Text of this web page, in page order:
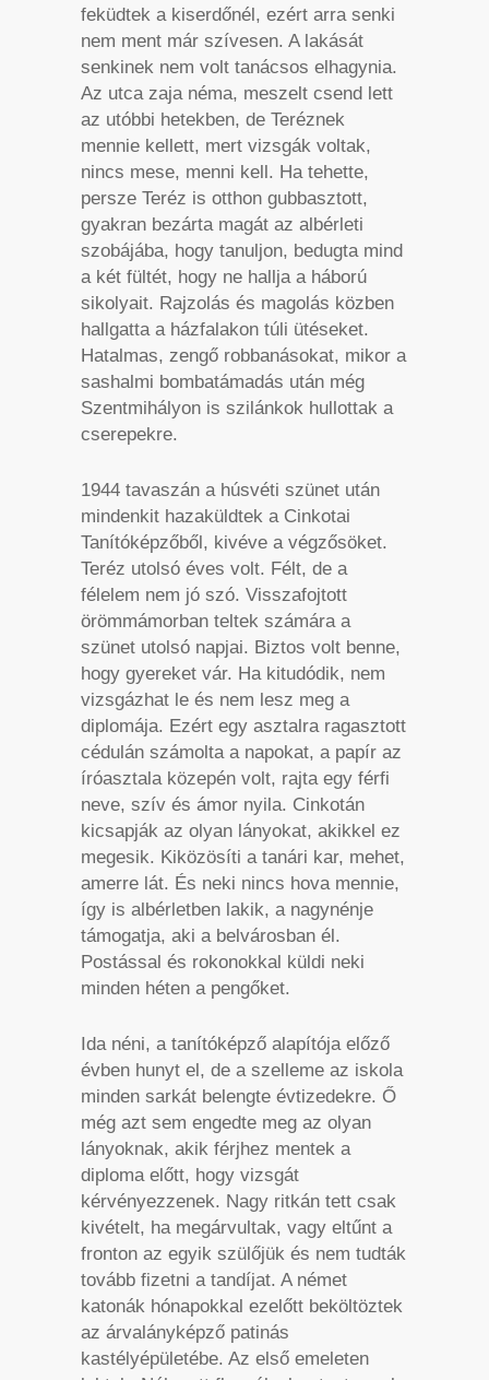
feküdtek a kiserdőnél, ezért arra senki
nem ment már szívesen. A lakását
senkinek nem volt tanácsos elhagynia.
Az utca zaja néma, meszelt csend lett
az utóbbi hetekben, de Teréznek
mennie kellett, mert vizsgák voltak,
nincs mese, menni kell. Ha tehette,
persze Teréz is otthon gubbasztott,
gyakran bezárta magát az albérleti
szobájába, hogy tanuljon, bedugta mind
a két fültét, hogy ne hallja a háború
sikolyait. Rajzolás és magolás közben
hallgatta a házfalakon túli ütéseket.
Hatalmas, zengő robbanásokat, mikor a
sashalmi bombatámadás után még
Szentmihályon is szilánkok hullottak a
cserepekre.
1944 tavaszán a húsvéti szünet után
mindenkit hazaküldtek a Cinkotai
Tanítóképzőből, kivéve a végzősöket.
Teréz utolsó éves volt. Félt, de a
félelem nem jó szó. Visszafojtott
örömmámorban teltek számára a
szünet utolsó napjai. Biztos volt benne,
hogy gyereket vár. Ha kitudódik, nem
vizsgázhat le és nem lesz meg a
diplomája. Ezért egy asztalra ragasztott
cédulán számolta a napokat, a papír az
íróasztala közepén volt, rajta egy férfi
neve, szív és ámor nyila. Cinkotán
kicsapják az olyan lányokat, akikkel ez
megesik. Kiközösíti a tanári kar, mehet,
amerre lát. És neki nincs hova mennie,
így is albérletben lakik, a nagynénje
támogatja, aki a belvárosban él.
Postással és rokonokkal küldi neki
minden héten a pengőket.
Ida néni, a tanítóképző alapítója előző
évben hunyt el, de a szelleme az iskola
minden sarkát belengte évtizedekre. Ő
még azt sem engedte meg az olyan
lányoknak, akik férjhez mentek a
diploma előtt, hogy vizsgát
kérvényezzenek. Nagy ritkán tett csak
kivételt, ha megárvultak, vagy eltűnt a
fronton az egyik szülőjük és nem tudták
tovább fizetni a tandíjat. A német
katonák hónapokkal ezelőtt beköltöztek
az árvalányképző patinás
kastélyépületébe. Az első emeleten